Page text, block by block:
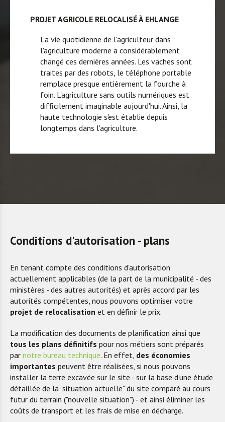
PROJET AGRICOLE RELOCALISÉ À EHLANGE
La vie quotidienne de l'agriculteur dans
l'agriculture moderne a considérablement
changé ces dernières années. Les vaches sont
traites par des robots, le téléphone portable
remplace presque entièrement la fourche à
foin. L'agriculture sans outils numériques est
difficilement imaginable aujourd'hui. Ainsi, la
haute technologie s'est établie depuis
longtemps dans l'agriculture.
Conditions d'autorisation - plans
En tenant compte des conditions d'autorisation
actuellement applicables (de la part de la municipalité - des
ministères - des autres autorités) et après accord par les
autorités compétentes, nous pouvons optimiser votre
projet de relocalisation et en définir le prix.
La modification des documents de planification ainsi que
tous les plans définitifs pour nos métiers sont préparés
par notre bureau technique. En effet, des économies
importantes peuvent être réalisées, si nous pouvons
installer la terre excavée sur le site - sur la base d'une étude
détaillée de la "situation actuelle" du site comparé au cours
futur du terrain ("nouvelle situation") - et ainsi éliminer les
coûts de transport et les frais de mise en décharge.